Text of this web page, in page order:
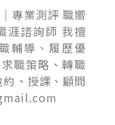
專業測評 職嚮
涯諮詢師 我擅
輔導、履歷優
職策略、轉職
、授課、顧問